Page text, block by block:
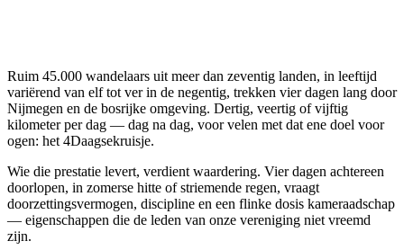
Ruim 45.000 wandelaars uit meer dan zeventig landen, in leeftijd
variërend van elf tot ver in de negentig, trekken vier dagen lang door
Nijmegen en de bosrijke omgeving. Dertig, veertig of vijftig
kilometer per dag — dag na dag, voor velen met dat ene doel voor
ogen: het 4Daagsekruisje.
Wie die prestatie levert, verdient waardering. Vier dagen achtereen
doorlopen, in zomerse hitte of striemende regen, vraagt
doorzettingsvermogen, discipline en een flinke dosis kameraadschap
— eigenschappen die de leden van onze vereniging niet vreemd
zijn.